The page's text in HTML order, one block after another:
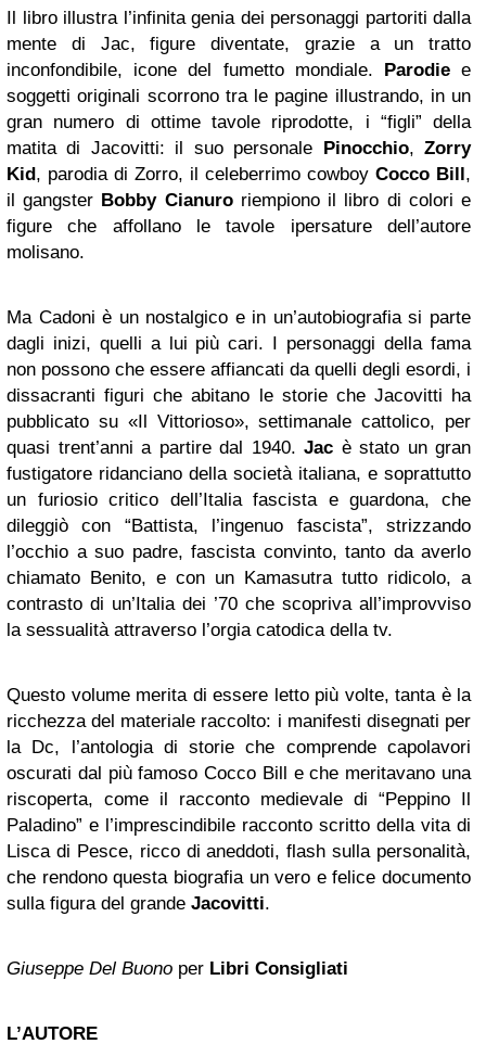
Il libro illustra l’infinita genia dei personaggi partoriti dalla
mente di Jac, figure diventate, grazie a un tratto
inconfondibile, icone del fumetto mondiale. Parodiee
soggetti originali scorrono tra le pagine illustrando, in un
gran numero di ottime tavole riprodotte, i “figli” della
matita di Jacovitti: il suo personale Pinocchio,Zorry
Kid, parodia di Zorro, il celeberrimo cowboy Cocco Bill,
il gangster Bobby Cianuroriempiono il libro di colori e
figure che affollano le tavole ipersature dell’autore
molisano.
Ma Cadoni è un nostalgico e in un’autobiografia si parte
dagli inizi, quelli a lui più cari. I personaggi della fama
non possono che essere affiancati da quelli degli esordi, i
dissacranti figuri che abitano le storie che Jacovitti ha
pubblicato su «Il Vittorioso», settimanale cattolico, per
quasi trent’anni a partire dal 1940. Jac è stato un gran
fustigatore ridanciano della società italiana, e soprattutto
un furiosio critico dell’Italia fascista e guardona, che
dileggiò con “Battista, l’ingenuo fascista”, strizzando
l’occhio a suo padre, fascista convinto, tanto da averlo
chiamato Benito, e con un Kamasutra tutto ridicolo, a
contrasto di un’Italia dei ’70 che scopriva all’improvviso
la sessualità attraverso l’orgia catodica della tv.
Questo volume merita di essere letto più volte, tanta è la
ricchezza del materiale raccolto: i manifesti disegnati per
la Dc, l’antologia di storie che comprende capolavori
oscurati dal più famoso Cocco Bill e che meritavano una
riscoperta, come il racconto medievale di “Peppino Il
Paladino” e l’imprescindibile racconto scritto della vita di
Lisca di Pesce, ricco di aneddoti, flash sulla personalità,
che rendono questa biografia un vero e felice documento
sulla figura del grande Jacovitti.
Giuseppe Del Buono per Libri Consigliati
L’AUTORE